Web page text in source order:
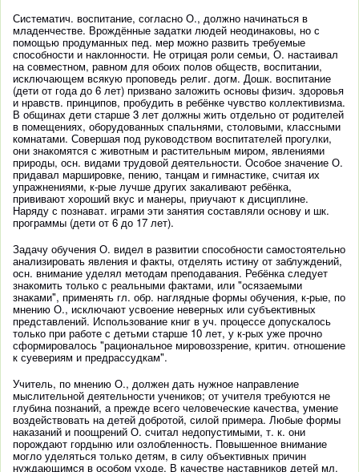
Систематич. воспитание, согласно О., должно начинаться в
младенчестве. Врождённые задатки людей неодинаковы, но с
помощью продуманных пед. мер можно развить требуемые
способности и наклонности. Не отрицая роли семьи, О. настаивал
на совместном, равном для обоих полов обществ, воспитании,
исключающем всякую проповедь религ. догм. Дошк. воспитание
(дети от года до 6 лет) призвано заложить основы физич. здоровья
и нравств. принципов, пробудить в ребёнке чувство коллективизма.
В общинах дети старше 3 лет должны жить отдельно от родителей
в помещениях, оборудованных спальнями, столовыми, классными
комнатами. Совершая под руководством воспитателей прогулки,
они знакомятся с животным и растительным миром, явлениями
природы, осн. видами трудовой деятельности. Особое значение О.
придавал маршировке, пению, танцам и гимнастике, считая их
упражнениями, к-рые лучше других закаливают ребёнка,
прививают хороший вкус и манеры, приучают к дисциплине.
Наряду с познават. играми эти занятия составляли основу и шк.
программы (дети от 6 до 17 лет).
Задачу обучения О. видел в развитии способности самостоятельно
анализировать явления и факты, отделять истину от заблуждений,
осн. внимание уделял методам преподавания. Ребёнка следует
знакомить только с реальными фактами, или "осязаемыми
знаками", применять гл. обр. наглядные формы обучения, к-рые, по
мнению О., исключают усвоение неверных или субъективных
представлений. Использование книг в уч. процессе допускалось
только при работе с детьми старше 10 лет, у к-рых уже прочно
сформировалось "рациональное мировоззрение, критич. отношение
к суевериям и предрассудкам".
Учитель, по мнению О., должен дать нужное направление
мыслительной деятельности учеников; от учителя требуются не
глубина познаний, а прежде всего человеческие качества, умение
воздействовать на детей добротой, силой примера. Любые формы
наказаний и поощрений О. считал недопустимыми, т. к. они
порождают гордыню или озлобленность. Повышенное внимание
могло уделяться только детям, в силу объективных причин
нуждающимся в особом уходе. В качестве наставников детей мл.